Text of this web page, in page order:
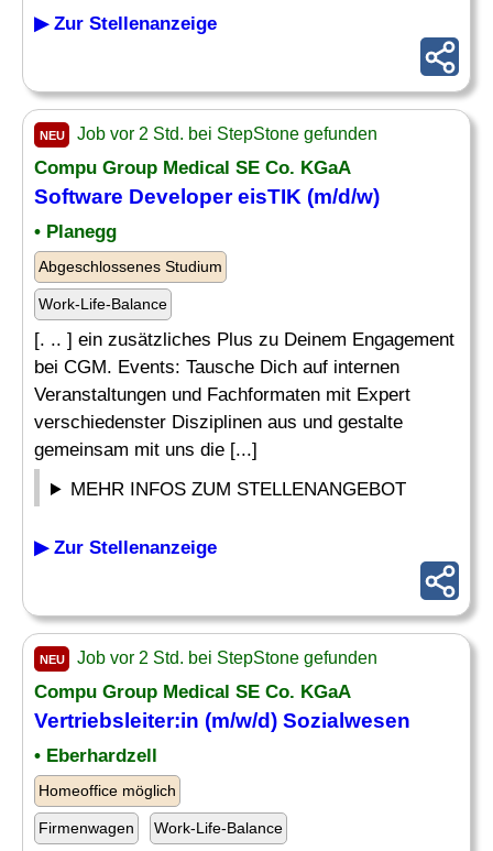
▶ Zur Stellenanzeige
NEU Job vor 2 Std. bei StepStone gefunden
Compu Group Medical SE Co. KGaA
Software Developer eisTIK (m/d/w)
• Planegg
Abgeschlossenes Studium
Work-Life-Balance
[. .. ] ein zusätzliches Plus zu Deinem Engagement
bei CGM. Events: Tausche Dich auf internen
Veranstaltungen und Fachformaten mit Expert
verschiedenster Disziplinen aus und gestalte
gemeinsam mit uns die [...]
MEHR INFOS ZUM STELLENANGEBOT
▶ Zur Stellenanzeige
NEU Job vor 2 Std. bei StepStone gefunden
Compu Group Medical SE Co. KGaA
Vertriebsleiter:in (m/w/d) Sozialwesen
• Eberhardzell
Homeoffice möglich
Firmenwagen Work-Life-Balance